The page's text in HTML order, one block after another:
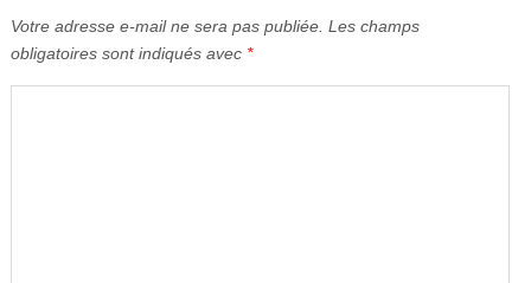
Votre adresse e-mail ne sera pas publiée. Les champs
obligatoires sont indiqués avec *